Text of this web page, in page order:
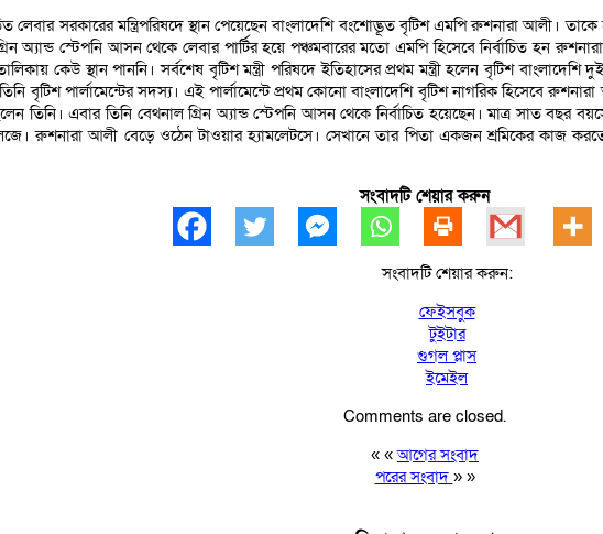
সরকারের মন্ত্রিপরিষদে স্থান পেয়েছেন বাংলাদেশি বংশোদ্ভূত বৃটিশ এমপি রুশনারা আলী। তাকে
অ্যান্ড স্টেপনি আসন থেকে লেবার পার্টির হয়ে পঞ্চমবারের মতো এমপি হিসেবে নির্বাচিত হন
কেউ স্থান পাননি। সর্বশেষ বৃটিশ মন্ত্রী পরিষদে ইতিহাসের প্রথম মন্ত্রী হলেন বৃটিশ
বৃটিশ পার্লামেন্টের সদস্য। এই পার্লামেন্টে প্রথম কোনো বাংলাদেশি বৃটিশ নাগরিক হিসেবে
এবার তিনি বেথনাল গ্রিন অ্যান্ড স্টেপনি আসন থেকে নির্বাচিত হয়েছেন। মাত্র সাত বছর
রুশনারা আলী বেড়ে ওঠেন টাওয়ার হ্যামলেটসে। সেখানে তার পিতা একজন শ্রমিকের কাজ
সংবাদটি শেয়ার করুন
সংবাদটি শেয়ার করুন:
ফেইসবুক
টুইটার
গুগল প্লাস
ইমেইল
Comments are closed.
« «আগের সংবাদ
পরের সংবাদ » »